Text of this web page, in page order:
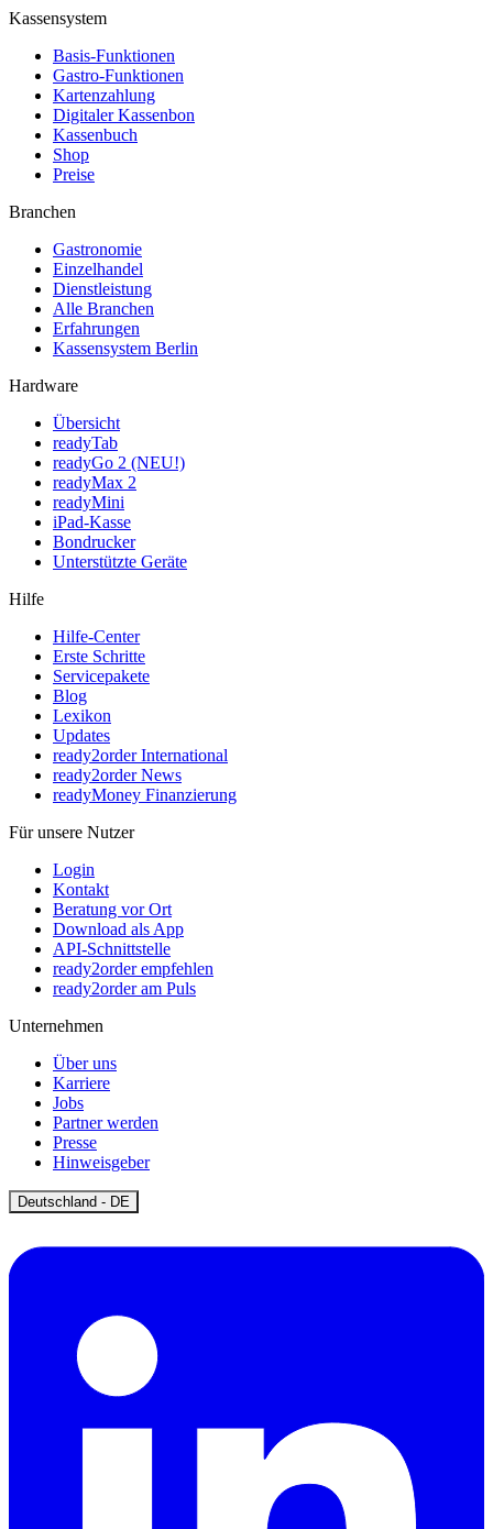
Kassensystem
Basis-Funktionen
Gastro-Funktionen
Kartenzahlung
Digitaler Kassenbon
Kassenbuch
Shop
Preise
Branchen
Gastronomie
Einzelhandel
Dienstleistung
Alle Branchen
Erfahrungen
Kassensystem Berlin
Hardware
Übersicht
readyTab
readyGo 2 (NEU!)
readyMax 2
readyMini
iPad-Kasse
Bondrucker
Unterstützte Geräte
Hilfe
Hilfe-Center
Erste Schritte
Servicepakete
Blog
Lexikon
Updates
ready2order International
ready2order News
readyMoney Finanzierung
Für unsere Nutzer
Login
Kontakt
Beratung vor Ort
Download als App
API-Schnittstelle
ready2order empfehlen
ready2order am Puls
Unternehmen
Über uns
Karriere
Jobs
Partner werden
Presse
Hinweisgeber
Deutschland - DE